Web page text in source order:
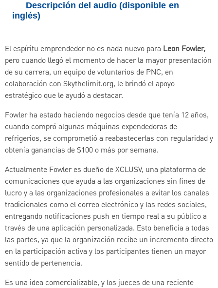
Descripción del audio (disponible en
inglés)
El espíritu emprendedor no es nada nuevo para Leon Fowler,
pero cuando llegó el momento de hacer la mayor presentación
de su carrera, un equipo de voluntarios de PNC, en
colaboración con Skythelimit.org, le brindó el apoyo
estratégico que le ayudó a destacar.
Fowler ha estado haciendo negocios desde que tenía 12 años,
cuando compró algunas máquinas expendedoras de
refrigerios, se comprometió a reabastecerlas con regularidad y
obtenía ganancias de $100 o más por semana.
Actualmente Fowler es dueño de XCLUSV, una plataforma de
comunicaciones que ayuda a las organizaciones sin fines de
lucro y a las organizaciones profesionales a evitar los canales
tradicionales como el correo electrónico y las redes sociales,
entregando notificaciones push en tiempo real a su público a
través de una aplicación personalizada. Esto beneficia a todas
las partes, ya que la organización recibe un incremento directo
en la participación activa y los participantes tienen un mayor
sentido de pertenencia.
Es una idea comercializable, y los jueces de una reciente